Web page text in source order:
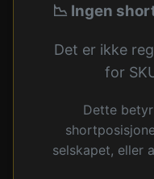
📉 Ingen
Det er ikke
for
Dette
selskapet, eller